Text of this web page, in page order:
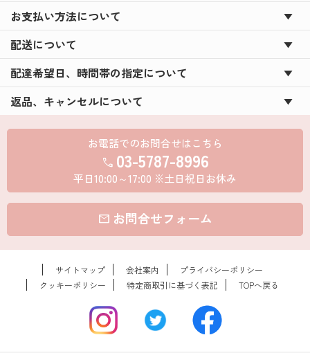
お支払い方法について
配送について
配達希望日、時間帯の指定について
返品、キャンセルについて
お電話でのお問合せはこちら
call 03-5787-8996
平日10:00～17:00 ※土日祝日お休み
mail お問合せフォーム
サイトマップ 会社案内
プライバシーポリシー
クッキーポリシー
特定商取引に基づく表記 TOPへ戻る